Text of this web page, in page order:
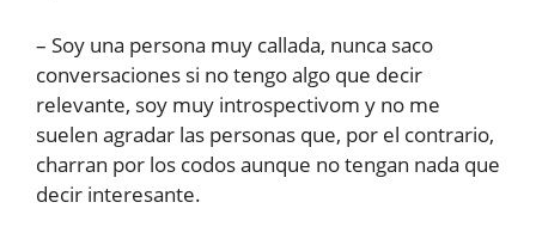
– Soy una persona muy callada, nunca saco
conversaciones si no tengo algo que decir
relevante, soy muy introspectivom y no me
suelen agradar las personas que, por el contrario,
charran por los codos aunque no tengan nada que
decir interesante.